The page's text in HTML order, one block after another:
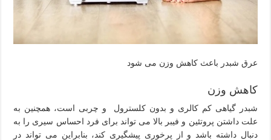
عرق شبدر باعث کاهش وزن می شود
کاهش وزن
شبدر گیاهی کم کالری و بدون کلسترول و چربی است، همچنین به
علت داشتن پروتئین و فیبر بالا می تواند برای فرد احساس سیری را به
دنبال داشته باشد و از پرخوری پیشگیری کند، بنابراین می تواند در